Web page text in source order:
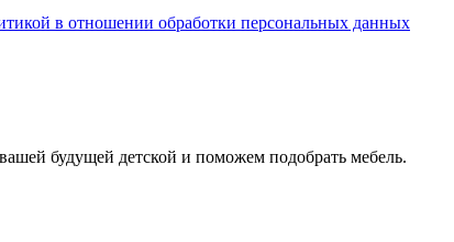
в отношении обработки персональных данных
будущей детской и поможем подобрать мебель.